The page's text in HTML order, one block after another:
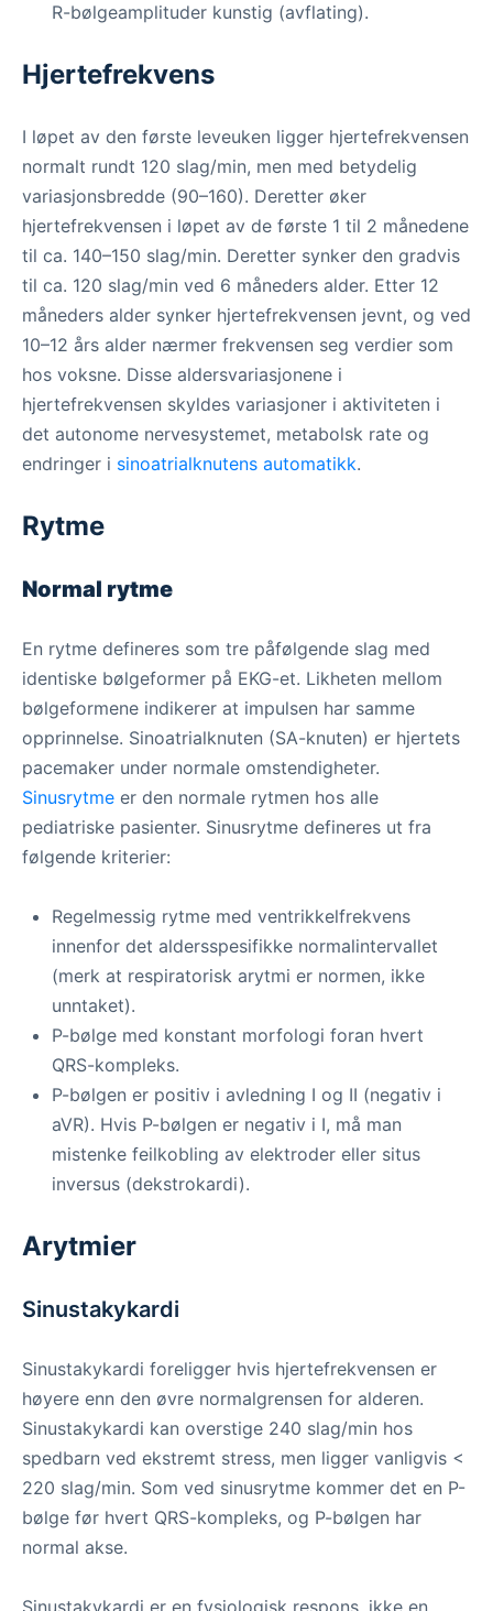
R-bølgeamplituder kunstig (avflating).
Hjertefrekvens
I løpet av den første leveuken ligger hjertefrekvensen
normalt rundt 120 slag/min, men med betydelig
variasjonsbredde (90–160). Deretter øker
hjertefrekvensen i løpet av de første 1 til 2 månedene
til ca. 140–150 slag/min. Deretter synker den gradvis
til ca. 120 slag/min ved 6 måneders alder. Etter 12
måneders alder synker hjertefrekvensen jevnt, og ved
10–12 års alder nærmer frekvensen seg verdier som
hos voksne. Disse aldersvariasjonene i
hjertefrekvensen skyldes variasjoner i aktiviteten i
det autonome nervesystemet, metabolsk rate og
endringer i sinoatrialknutens automatikk.
Rytme
Normal rytme
En rytme defineres som tre påfølgende slag med
identiske bølgeformer på EKG-et. Likheten mellom
bølgeformene indikerer at impulsen har samme
opprinnelse. Sinoatrialknuten (SA-knuten) er hjertets
pacemaker under normale omstendigheter.
Sinusrytme er den normale rytmen hos alle
pediatriske pasienter. Sinusrytme defineres ut fra
følgende kriterier:
Regelmessig rytme med ventrikkelfrekvens
innenfor det aldersspesifikke normalintervallet
(merk at respiratorisk arytmi er normen, ikke
unntaket).
P-bølge med konstant morfologi foran hvert
QRS-kompleks.
P-bølgen er positiv i avledning I og II (negativ i
aVR). Hvis P-bølgen er negativ i I, må man
mistenke feilkobling av elektroder eller situs
inversus (dekstrokardi).
Arytmier
Sinustakykardi
Sinustakykardi foreligger hvis hjertefrekvensen er
høyere enn den øvre normalgrensen for alderen.
Sinustakykardi kan overstige 240 slag/min hos
spedbarn ved ekstremt stress, men ligger vanligvis <
220 slag/min. Som ved sinusrytme kommer det en P-
bølge før hvert QRS-kompleks, og P-bølgen har
normal akse.
Sinustakykardi er en fysiologisk respons, ikke en